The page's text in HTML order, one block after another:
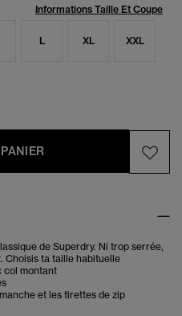
Informations Taille Et Coupe
L XL XXL
de Superdry. Ni trop serrée,
Choisis ta taille habituelle
col montant
et les tirettes de zip